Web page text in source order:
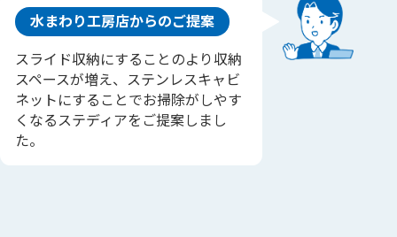
水まわり工房店からのご提案
スライド収納にすることのより収納
スペースが増え、ステンレスキャビ
ネットにすることでお掃除がしやす
くなるステディアをご提案しまし
た。